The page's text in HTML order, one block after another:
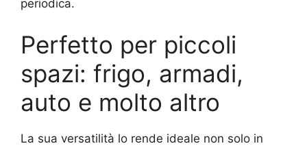
periodica.
Perfetto per piccoli
spazi: frigo, armadi,
auto e molto altro
La sua versatilità lo rende ideale non solo in